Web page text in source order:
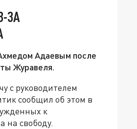
ЗА
Адаевым после
Журавеля.
с руководителем
сообщил об этом в
к
на свободу.